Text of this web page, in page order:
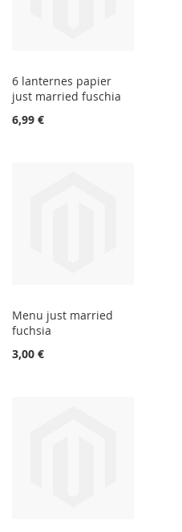
6 lanternes papier
just married fuschia
6,99 €
Menu just married
fuchsia
3,00 €